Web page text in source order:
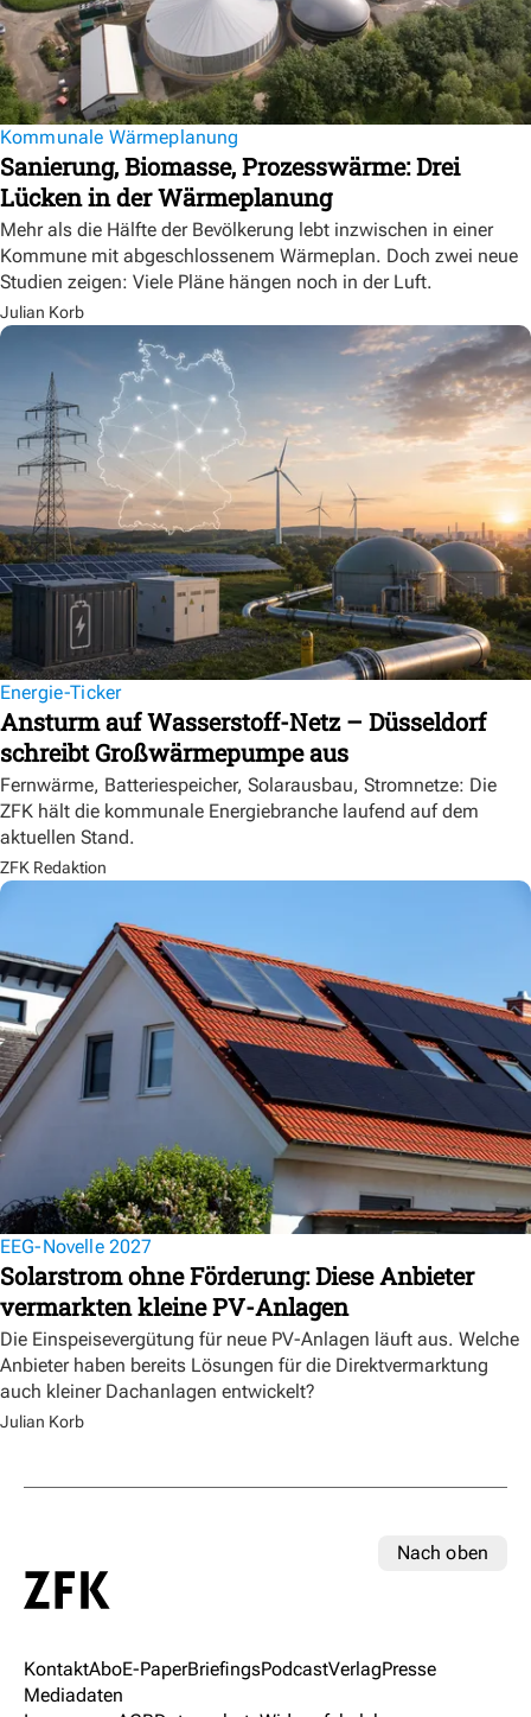
Kommunale Wärmeplanung
Sanierung, Biomasse, Prozesswärme: Drei
Lücken in der Wärmeplanung
Mehr als die Hälfte der Bevölkerung lebt inzwischen in einer
Kommune mit abgeschlossenem Wärmeplan. Doch zwei neue
Studien zeigen: Viele Pläne hängen noch in der Luft.
Julian Korb
Energie-Ticker
Ansturm auf Wasserstoff-Netz – Düsseldorf
schreibt Großwärmepumpe aus
Fernwärme, Batteriespeicher, Solarausbau, Stromnetze: Die
ZFK hält die kommunale Energiebranche laufend auf dem
aktuellen Stand.
ZFK Redaktion
EEG-Novelle 2027
Solarstrom ohne Förderung: Diese Anbieter
vermarkten kleine PV-Anlagen
Die Einspeisevergütung für neue PV-Anlagen läuft aus. Welche
Anbieter haben bereits Lösungen für die Direktvermarktung
auch kleiner Dachanlagen entwickelt?
Julian Korb
Nach oben
KontaktAboE-PaperBriefingsPodcastVerlagPresse
Mediadaten